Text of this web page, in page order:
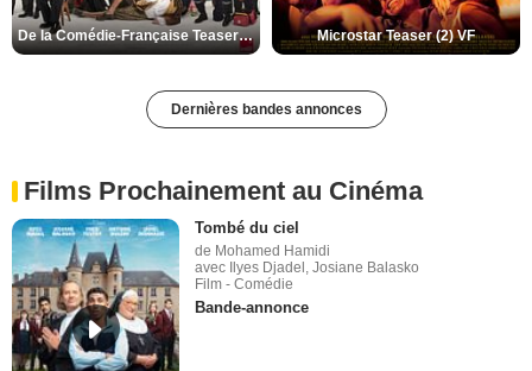
De la Comédie-Française Teaser (3) VF Microstar Teaser (2) VF
Dernières bandes annonces
Films Prochainement au Cinéma
Tombé du ciel
de Mohamed Hamidi
avec Ilyes Djadel, Josiane Balasko
Film - Comédie
Bande-annonce